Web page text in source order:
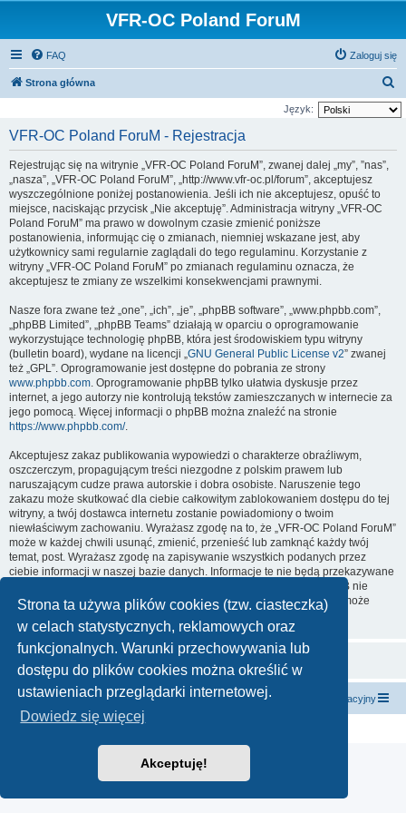
Strona ta używa plików cookies (tzw. ciasteczka)
w celach statystycznych, reklamowych oraz
funkcjonalnych. Warunki przechowywania lub
dostępu do plików cookies można określić w
ustawieniach przeglądarki internetowej.
Dowiedz się więcej
Akceptuję!
VFR-OC Poland ForuM
FAQ Zaloguj się
Strona główna
z
Język:
VFR-OC Poland ForuM - Rejestracja
Rejestrując się na witrynie „VFR-OC Poland ForuM”, zwanej dalej „my”, ”nas”,
„nasza”, „VFR-OC Poland ForuM”, „http://www.vfr-oc.pl/forum”, akceptujesz
wyszczególnione poniżej postanowienia. Jeśli ich nie akceptujesz, opuść to
miejsce, naciskając przycisk „Nie akceptuję”. Administracja witryny „VFR-OC
Poland ForuM” ma prawo w dowolnym czasie zmienić poniższe
postanowienia, informując cię o zmianach, niemniej wskazane jest, aby
użytkownicy sami regularnie zaglądali do tego regulaminu. Korzystanie z
witryny „VFR-OC Poland ForuM” po zmianach regulaminu oznacza, że
akceptujesz te zmiany ze wszelkimi konsekwencjami prawnymi.
Nasze fora zwane też „one”, „ich”, „je”, „phpBB software”, „www.phpbb.com”,
„phpBB Limited”, „phpBB Teams” działają w oparciu o oprogramowanie
wykorzystujące technologię phpBB, która jest środowiskiem typu witryny
(bulletin board), wydane na licencji „GNU General Public License v2” zwanej
też „GPL”. Oprogramowanie jest dostępne do pobrania ze strony
www.phpbb.com. Oprogramowanie phpBB tylko ułatwia dyskusje przez
internet, a jego autorzy nie kontrolują tekstów zamieszczanych w internecie za
jego pomocą. Więcej informacji o phpBB można znaleźć na stronie
https://www.phpbb.com/.
Akceptujesz zakaz publikowania wypowiedzi o charakterze obraźliwym,
oszczerczym, propagującym treści niezgodne z polskim prawem lub
naruszającym cudze prawa autorskie i dobra osobiste. Naruszenie tego
zakazu może skutkować dla ciebie całkowitym zablokowaniem dostępu do tej
witryny, a twój dostawca internetu zostanie powiadomiony o twoim
niewłaściwym zachowaniu. Wyrażasz zgodę na to, że „VFR-OC Poland ForuM”
może w każdej chwili usunąć, zmienić, przenieść lub zamknąć każdy twój
temat, post. Wyrażasz zgodę na zapisywanie wszystkich podanych przez
ciebie informacji w naszej bazie danych. Informacje te nie będą przekazywane
nikomu bez twojej zgody, ale ani „VFR-OC Poland ForuM”, ani phpBB nie
ponosi odpowiedzialności za włamania do witryny, podczas których może
dojść do kradzieży danych.
Strona główna Zespół administracyjny
Kontakt z nami
Technologię dostarcza